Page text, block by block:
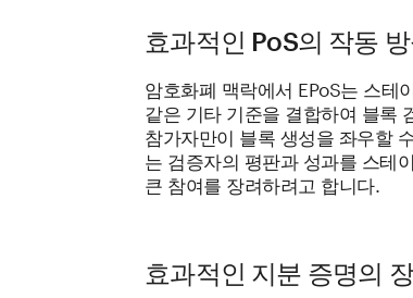
효과적인 PoS의 작동
암호화폐 맥락에서 EPoS는 스테
같은 기타 기준을 결합하여 블록
참가자만이 블록 생성을 좌우할
는 검증자의 평판과 성과를 스테
큰 참여를 장려하려고 합니다.
효과적인 지분 증명의